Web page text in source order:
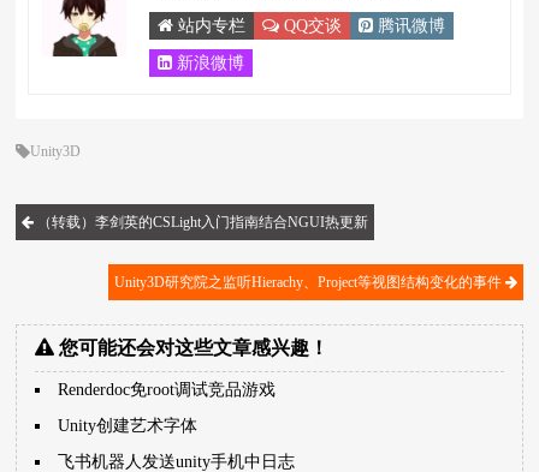
站内专栏 QQ交谈 腾讯微博
新浪微博
Unity3D
（转载）李剑英的CSLight入门指南结合NGUI热更新
Unity3D研究院之监听Hierachy、Project等视图结构变化的事件
您可能还会对这些文章感兴趣！
Renderdoc免root调试竞品游戏
Unity创建艺术字体
飞书机器人发送unity手机中日志